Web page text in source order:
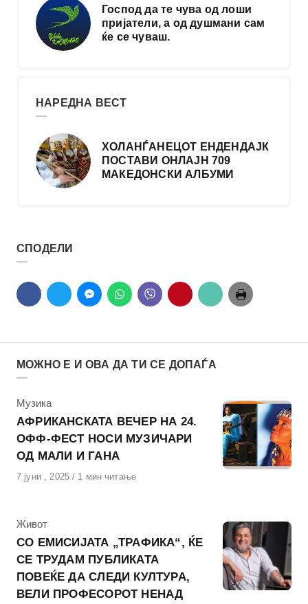
Господ да те чува од лоши
пријатели, а од душмани сам
ќе се чуваш.
НАРЕДНА ВЕСТ
ХОЛАНЃАНЕЦОТ ЕНДЕНДАЈК
ПОСТАВИ ОНЛАЈН 709
МАКЕДОНСКИ АЛБУМИ
СПОДЕЛИ
МОЖНО Е И ОВА ДА ТИ СЕ ДОПАЃА
КАтегорија
Музика
АФРИКАНСКАТА ВЕЧЕР НА 24.
ОФФ-ФЕСТ НОСИ МУЗИЧАРИ
ОД МАЛИ И ГАНА
Објавено
7 јуни , 2025 1 мин читање
КАтегорија
Живот
СО ЕМИСИЈАТА „ТРАФИКА“, ЌЕ
СЕ ТРУДАМ ПУБЛИКАТА
ПОВЕЌЕ ДА СЛЕДИ КУЛТУРА,
ВЕЛИ ПРОФЕСОРОТ НЕНАД